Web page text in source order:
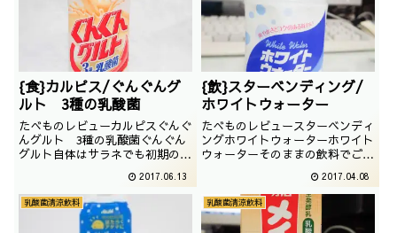
{食}カルピス/ぐんぐんグ
ルト 3種の乳酸菌
たべものレビューカルピスぐんぐ
んグルト 3種の乳酸菌ぐんぐん
グルト自体はサラネでも初期の頃
らちょっとずつマイナーチェンジ
を繰り返している製品でございま
す。今回は、3種の乳酸菌になっ
たタイプを紹介するのです。撮影
2017.06.13
{飲}スターベンディング/
ホワイトウォーター
たべものレビュースターベンディ
ングホワイトウォーターホワイト
ウォーターそのままの飲料でござ
グルト飲料っぽい感じです。撮影
日は2017年03月
2017.04.08
乳酸菌清涼飲料 乳酸菌清涼飲料